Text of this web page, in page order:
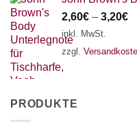
2,60€ – 3,20€
inkl. MwSt.
zzgl.
PRODUKTE